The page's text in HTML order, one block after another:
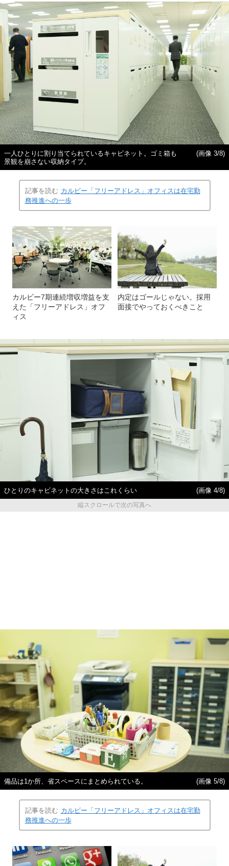
一人ひとりに割り当てられているキャビネット。ゴミ箱も
景観を崩さない収納タイプ。
(画像 3/8)
記事を読む カルビー「フリーアドレス」オフィスは在宅勤
務推進への一歩
カルビー7期連続増収増益を支
えた「フリーアドレス」オフ
ィス
内定はゴールじゃない。採用
面接でやっておくべきこと
ひとりのキャビネットの大きさはこれくらい
(画像 4/8)
縦スクロールで次の写真へ
備品は1か所、省スペースにまとめられている。 (画像 5/8)
記事を読む カルビー「フリーアドレス」オフィスは在宅勤
務推進への一歩